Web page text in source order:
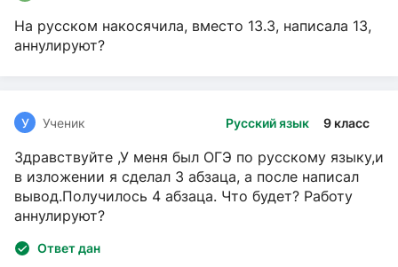
На русском накосячила, вместо 13.3, написала 13,
аннулируют?
Русский язык 9 класс
У Ученик
Здравствуйте ,У меня был ОГЭ по русскому языку,и
в изложении я сделал 3 абзаца, а после написал
вывод.Получилось 4 абзаца. Что будет? Работу
аннулируют?
Ответ дан